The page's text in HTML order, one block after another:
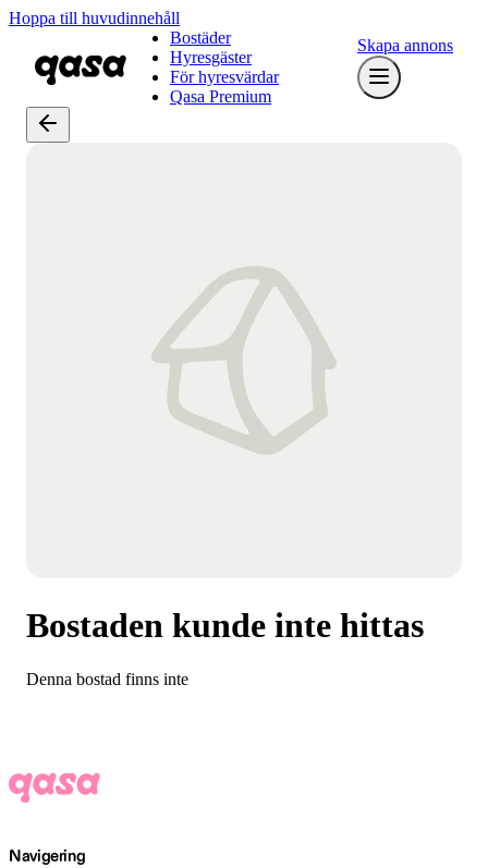
Hoppa till huvudinnehåll
Bostäder
Hyresgäster
För hyresvärdar
Qasa Premium
Skapa annons
Bostaden kunde inte hittas
Denna bostad finns inte
Navigering